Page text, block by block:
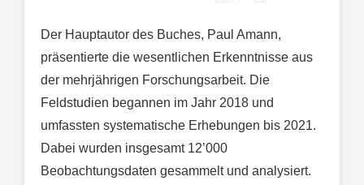
Der Hauptautor des Buches, Paul Amann,
präsentierte die wesentlichen Erkenntnisse aus
der mehrjährigen Forschungsarbeit. Die
Feldstudien begannen im Jahr 2018 und
umfassten systematische Erhebungen bis 2021.
Dabei wurden insgesamt 12’000
Beobachtungsdaten gesammelt und analysiert.